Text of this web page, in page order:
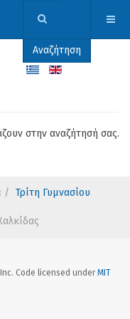
Αναζήτηση
στην αναζήτησή σας.
Τρίτη Γυμνασίου
Code licensed underMIT